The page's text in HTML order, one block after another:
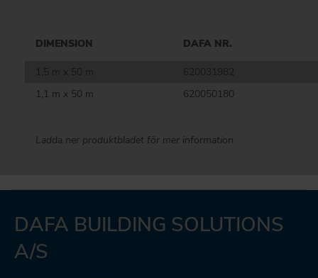
DIMENSION DAFA NR.
1,1 m x 50 m
620050180
Ladda ner produktbladet för mer information
DAFA BUILDING SOLUTIONS
A/S